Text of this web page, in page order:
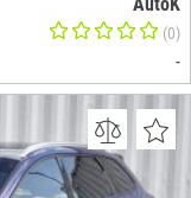
(0)
-